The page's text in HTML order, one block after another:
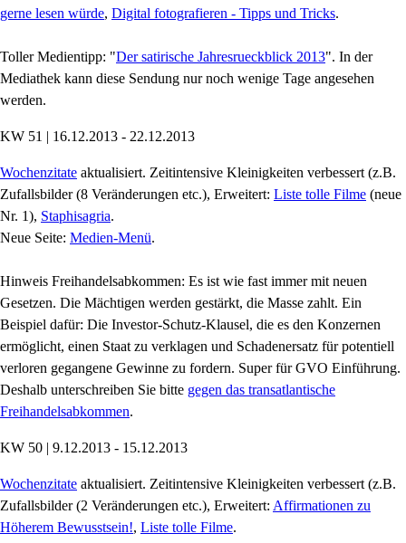
gerne lesen würde, Digital fotografieren - Tipps und Tricks.
Toller Medientipp: "Der satirische Jahresrueckblick 2013". In der
Mediathek kann diese Sendung nur noch wenige Tage angesehen
werden.
KW 51 | 16.12.2013 - 22.12.2013
Wochenzitate aktualisiert. Zeitintensive Kleinigkeiten verbessert (z.B.
Zufallsbilder (8 Veränderungen etc.), Erweitert: Liste tolle Filme (neue
Nr. 1), Staphisagria.
Neue Seite: Medien-Menü.
Hinweis Freihandelsabkommen: Es ist wie fast immer mit neuen
Gesetzen. Die Mächtigen werden gestärkt, die Masse zahlt. Ein
Beispiel dafür: Die Investor-Schutz-Klausel, die es den Konzernen
ermöglicht, einen Staat zu verklagen und Schadenersatz für potentiell
verloren gegangene Gewinne zu fordern. Super für GVO Einführung.
Deshalb unterschreiben Sie bitte gegen das transatlantische
Freihandelsabkommen.
KW 50 | 9.12.2013 - 15.12.2013
Wochenzitate aktualisiert. Zeitintensive Kleinigkeiten verbessert (z.B.
Zufallsbilder (2 Veränderungen etc.), Erweitert: Affirmationen zu
Höherem Bewusstsein!, Liste tolle Filme.